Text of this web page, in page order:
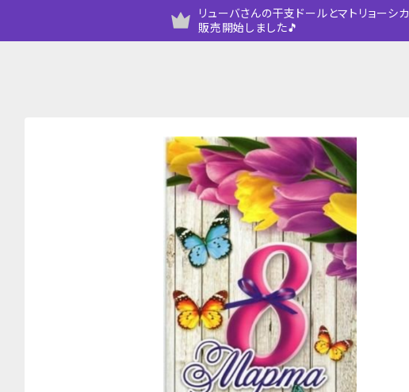
リューバさんの干支ドールとマトリョーシカ
販売開始しました🎵